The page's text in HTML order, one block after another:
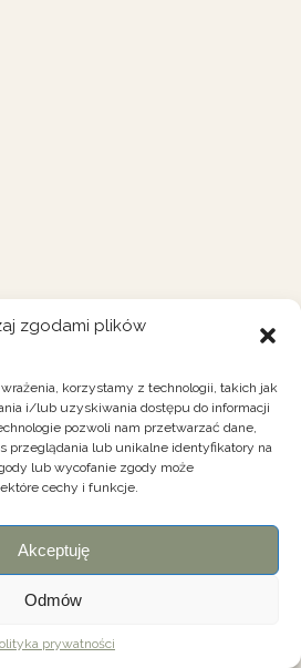
zgodami plików
korzystamy z technologii, takich jak
i/lub uzyskiwania dostępu do informacji
pozwoli nam przetwarzać dane,
przeglądania lub unikalne identyfikatory na
lub wycofanie zgody może
cechy i funkcje.
Akceptuję
Odmów
prywatności